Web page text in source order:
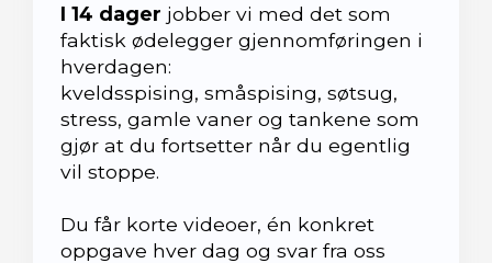
I 14 dager jobber vi med det som
faktisk ødelegger gjennomføringen i
hverdagen:
kveldsspising, småspising, søtsug,
stress, gamle vaner og tankene som
gjør at du fortsetter når du egentlig
vil stoppe.
Du får korte videoer, én konkret
oppgave hver dag og svar fra oss